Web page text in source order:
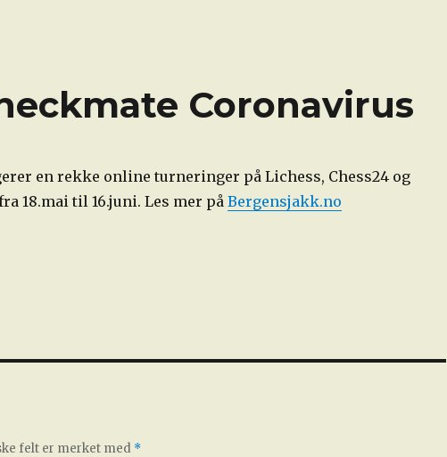
Coronavirus
en rekke online turneringer på Lichess, Chess24 og
18.mai til 16.juni. Les mer på Bergensjakk.no
felt er merket med *